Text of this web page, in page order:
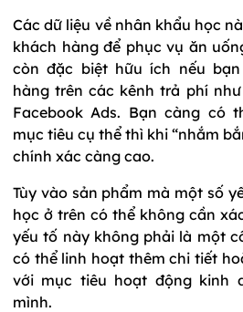
Các dữ liệu về nhân khẩu học
khách hàng để phục vụ ăn
còn đặc biệt hữu ích nếu
hàng trên các kênh trả phí
Facebook Ads. Bạn càng có
mục tiêu cụ thể thì khi “nhắm
chính xác càng cao.
Tùy vào sản phẩm mà một số
học ở trên có thể không cần
yếu tố này không phải là một
có thể linh hoạt thêm chi tiết
với mục tiêu hoạt động kinh
mình.